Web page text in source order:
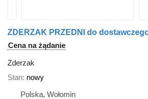
ZDERZAK PRZEDNI do
Cena na żądanie
Zderzak
Stan nowy
Polska, Wołomin